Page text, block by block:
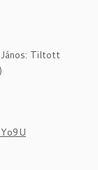
Tiltott